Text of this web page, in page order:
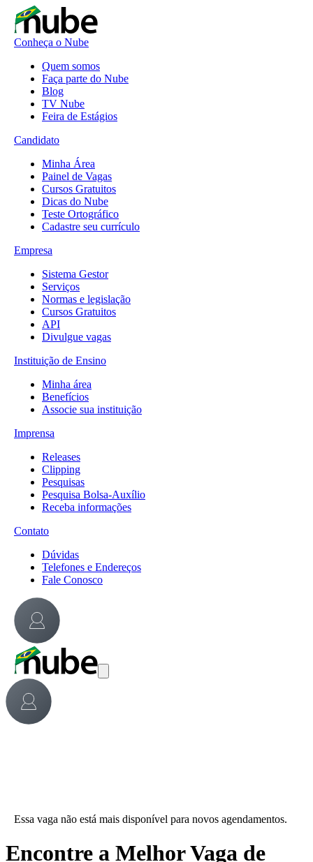
Conheça o Nube
Quem somos
Faça parte do Nube
Blog
TV Nube
Feira de Estágios
Candidato
Minha Área
Painel de Vagas
Cursos Gratuitos
Dicas do Nube
Teste Ortográfico
Cadastre seu currículo
Empresa
Sistema Gestor
Serviços
Normas e legislação
Cursos Gratuitos
API
Divulgue vagas
Instituição de Ensino
Minha área
Benefícios
Associe sua instituição
Imprensa
Releases
Clipping
Pesquisas
Pesquisa Bolsa-Auxílio
Receba informações
Contato
Dúvidas
Telefones e Endereços
Fale Conosco
Essa vaga não está mais disponível para novos agendamentos.
Encontre a Melhor Vaga de